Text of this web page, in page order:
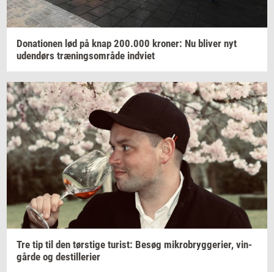
Do­na­tio­nen lød på knap 200.000 kro­ner: Nu bli­ver nyt
uden­dørs træ­nings­om­rå­de ind­vi­et
Tre tip til den tørsti­ge turist: Besøg mi­kro­bryg­ge­ri­er, vin­
går­de og destil­le­ri­er